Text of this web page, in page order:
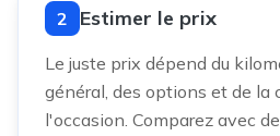
2 Estimer le prix
Le juste prix dépend du
général, des options et de la
l'occasion. Comparez avec